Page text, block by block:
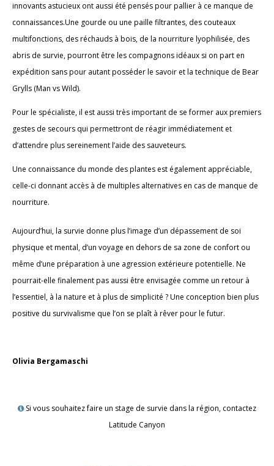
innovants astucieux ont aussi été pensés pour pallier à ce manque de
connaissances.Une gourde ou une paille filtrantes, des couteaux
multifonctions, des réchauds à bois, de la nourriture lyophilisée, des
abris de survie, pourront être les compagnons idéaux si on part en
expédition sans pour autant posséder le savoir et la technique de Bear
Grylls (Man vs Wild).
Pour le spécialiste, il est aussi très important de se former aux premiers
gestes de secours qui permettront de réagir immédiatement et
d’attendre plus sereinement l’aide des sauveteurs.
Une connaissance du monde des plantes est également appréciable,
celle-ci donnant accès à de multiples alternatives en cas de manque de
nourriture.
Aujourd’hui, la survie donne plus l’image d’un dépassement de soi
physique et mental, d’un voyage en dehors de sa zone de confort ou
même d’une préparation à une agression extérieure potentielle. Ne
pourrait-elle finalement pas aussi être envisagée comme un retour à
l’essentiel, à la nature et à plus de simplicité ? Une conception bien plus
positive du survivalisme que l’on se plaît à rêver pour le futur.
Olivia Bergamaschi
Si vous souhaitez faire un stage de survie dans la région, contactez
Latitude Canyon